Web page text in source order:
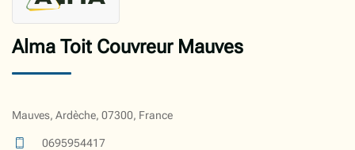
Alma Toit Couvreur Mauves
Mauves, Ardèche, 07300, France
0695954417